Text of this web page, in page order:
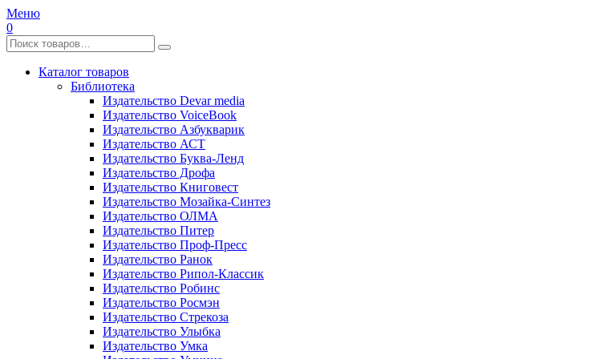
Меню
0
Каталог товаров
Библиотека
Издательство Devar media
Издательство VoiceBook
Издательство Азбукварик
Издательство АСТ
Издательство Буква-Ленд
Издательство Дрофа
Издательство Книговест
Издательство Мозайка-Синтез
Издательство ОЛМА
Издательство Питер
Издательство Проф-Пресс
Издательство Ранок
Издательство Рипол-Классик
Издательство Робинс
Издательство Росмэн
Издательство Стрекоза
Издательство Улыбка
Издательство Умка